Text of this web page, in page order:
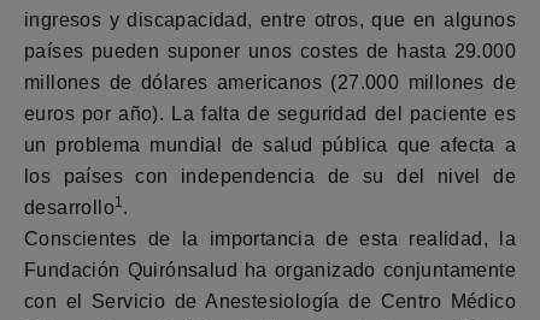
ingresos y discapacidad, entre otros, que en algunos
países pueden suponer unos costes de hasta 29.000
millones de dólares americanos (27.000 millones de
euros por año). La falta de seguridad del paciente es
un problema mundial de salud pública que afecta a
los países con independencia de su del nivel de
desarrollo1.
Conscientes de la importancia de esta realidad, la
Fundación Quirónsalud ha organizado conjuntamente
con el Servicio de Anestesiología de Centro Médico